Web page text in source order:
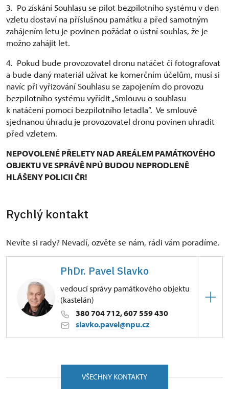
3. Po získání Souhlasu se pilot bezpilotního systému v den
vzletu dostaví na příslušnou památku a před samotným
zahájením letu je povinen požádat o ústní souhlas, že je
možno zahájit let.
4. Pokud bude provozovatel dronu natáčet či fotografovat
a bude daný materiál užívat ke komerčním účelům, musí si
navíc při vyřizování Souhlasu se zapojením do provozu
bezpilotního systému vyřídit „Smlouvu o souhlasu
k natáčení pomocí bezpilotního letadla“. Ve smlouvě
sjednanou úhradu je provozovatel dronu povinen uhradit
před vzletem.
NEPOVOLENÉ PŘELETY NAD AREÁLEM PAMÁTKOVÉHO
OBJEKTU VE SPRÁVĚ NPÚ BUDOU NEPRODLENĚ
HLÁŠENY POLICII ČR!
Rychlý kontakt
Nevíte si rady? Nevadí, ozvěte se nám, rádi vám poradíme.
PhDr. Pavel Slavko
vedoucí správy památkového objektu
(kastelán)
380 704 712, 607 559 430
slavko.pavel@npu.cz
Zámek 59/, Český Krumlov 38101
VŠECHNY KONTAKTY